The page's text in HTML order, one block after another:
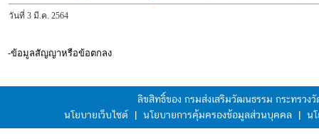
วันที่ 3 มี.ค. 2564
-ข้อมูลสัญญาหรือข้อตกลง
ลิขสิทธิ์ของ กรมส่งเสริมวัฒนธรรม กระทรว
นโยบายเว็บไซต์
| นโยบายการคุ้มครองข้อมูลส่วนบุคคล | น